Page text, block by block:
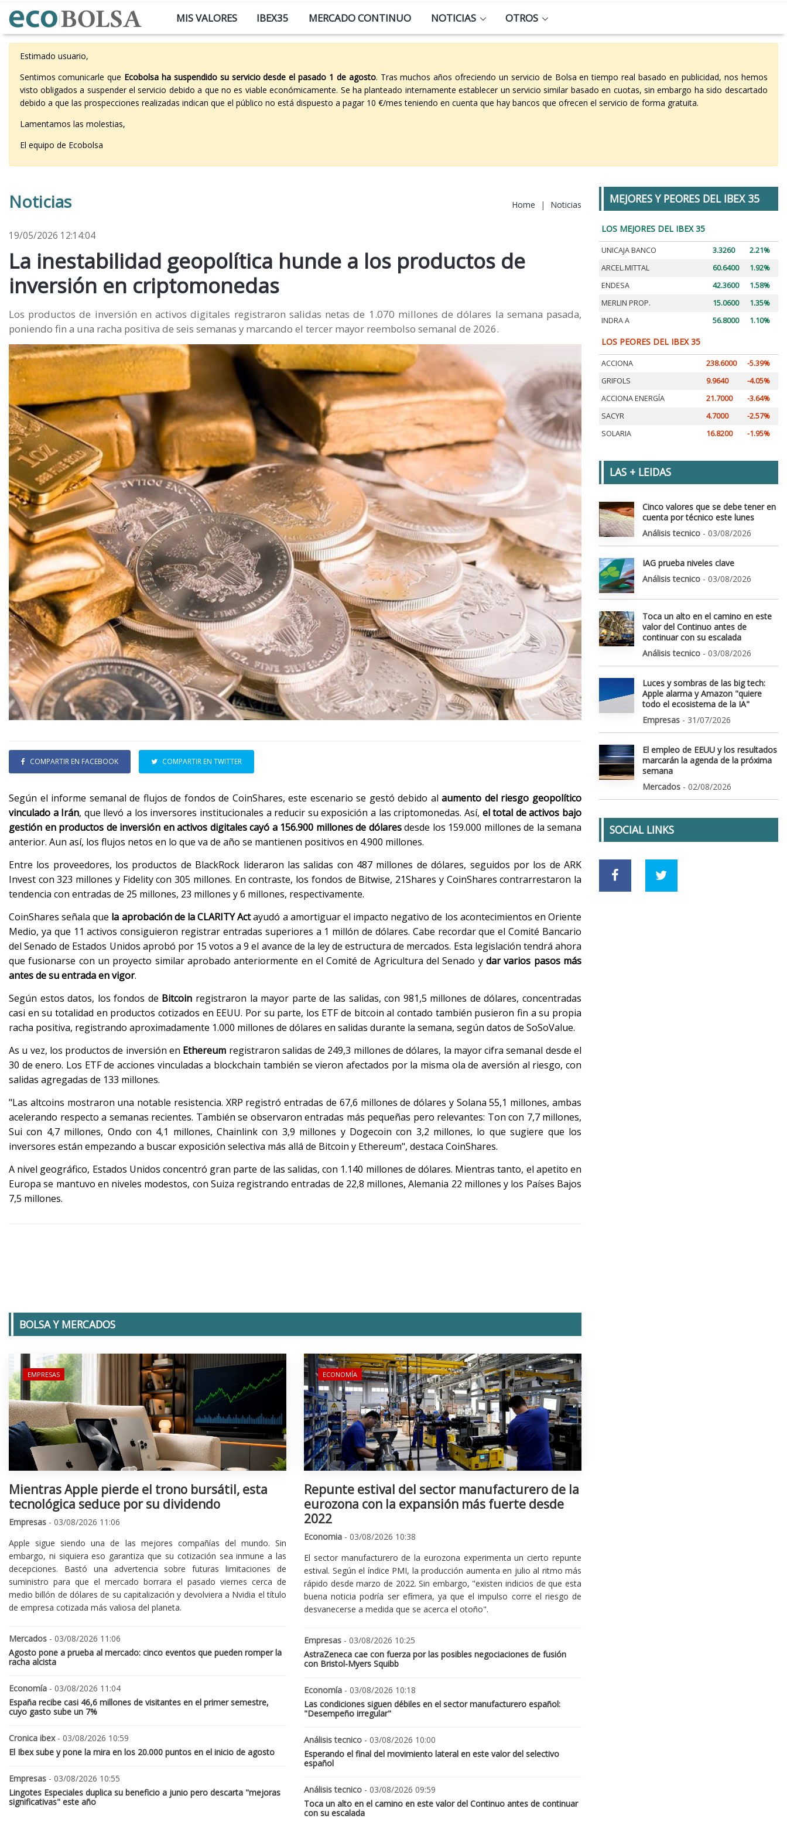
MIS VALORES IBEX35 MERCADO CONTINUO NOTICIAS OTROS
Estimado usuario,
Sentimos comunicarle que Ecobolsa ha suspendido su servicio desde el pasado 1 de agosto. Tras muchos años ofreciendo un servicio de Bolsa en tiempo real basado en publicidad, nos hemos
visto obligados a suspender el servicio debido a que no es viable económicamente. Se ha planteado internamente establecer un servicio similar basado en cuotas, sin embargo ha sido descartado
debido a que las prospecciones realizadas indican que el público no está dispuesto a pagar 10 €/mes teniendo en cuenta que hay bancos que ofrecen el servicio de forma gratuita.
Lamentamos las molestias,
El equipo de Ecobolsa
Noticias Home | Noticias
19/05/2026 12:14:04
La inestabilidad geopolítica hunde a los productos de
inversión en criptomonedas
Los productos de inversión en activos digitales registraron salidas netas de 1.070 millones de dólares la semana pasada,
poniendo fin a una racha positiva de seis semanas y marcando el tercer mayor reembolso semanal de 2026.
COMPARTIR EN FACEBOOK COMPARTIR EN TWITTER
Según el informe semanal de flujos de fondos de CoinShares, este escenario se gestó debido alaumento del riesgo geopolítico
vinculado a Irán, que llevó a los inversores institucionales a reducir su exposición a las criptomonedas. Así, el total de activos bajo
gestión en productos de inversión en activos digitales cayó a 156.900 millones de dólaresdesde los 159.000 millones de la semana
anterior. Aun así, los flujos netos en lo que va de año se mantienen positivos en 4.900 millones.
Entre los proveedores, los productos de BlackRock lideraron las salidas con 487 millones de dólares, seguidos por los de ARK
Invest con 323 millones y Fidelity con 305 millones. En contraste, los fondos de Bitwise, 21Shares y CoinShares contrarrestaron la
tendencia con entradas de 25 millones, 23 millones y 6 millones, respectivamente.
CoinShares señala que la aprobación de la CLARITY Actayudó a amortiguar el impacto negativo de los acontecimientos en Oriente
Medio, ya que 11 activos consiguieron registrar entradas superiores a 1 millón de dólares. Cabe recordar que el Comité Bancario
del Senado de Estados Unidos aprobó por 15 votos a 9 el avance de la ley de estructura de mercados. Esta legislación tendrá ahora
que fusionarse con un proyecto similar aprobado anteriormente en el Comité de Agricultura del Senado ydar varios pasos más
antes de su entrada en vigor.
Según estos datos, los fondos de Bitcoin registraron la mayor parte de las salidas, con 981,5 millones de dólares, concentradas
casi en su totalidad en productos cotizados en EEUU. Por su parte, los ETF de bitcoin al contado también pusieron fin a su propia
racha positiva, registrando aproximadamente 1.000 millones de dólares en salidas durante la semana, según datos de SoSoValue.
As u vez, los productos de inversión en Ethereum registraron salidas de 249,3 millones de dólares, la mayor cifra semanal desde el
30 de enero. Los ETF de acciones vinculadas a blockchain también se vieron afectados por la misma ola de aversión al riesgo, con
salidas agregadas de 133 millones.
"Las altcoins mostraron una notable resistencia. XRP registró entradas de 67,6 millones de dólares y Solana 55,1 millones, ambas
acelerando respecto a semanas recientes. También se observaron entradas más pequeñas pero relevantes: Ton con 7,7 millones,
Sui con 4,7 millones, Ondo con 4,1 millones, Chainlink con 3,9 millones y Dogecoin con 3,2 millones, lo que sugiere que los
inversores están empezando a buscar exposición selectiva más allá de Bitcoin y Ethereum", destaca CoinShares.
A nivel geográfico, Estados Unidos concentró gran parte de las salidas, con 1.140 millones de dólares. Mientras tanto, el apetito en
Europa se mantuvo en niveles modestos, con Suiza registrando entradas de 22,8 millones, Alemania 22 millones y los Países Bajos
7,5 millones.
BOLSA Y MERCADOS
EMPRESAS
Mientras Apple pierde el trono bursátil, esta
tecnológica seduce por su dividendo
Empresas - 03/08/2026 11:06
Apple sigue siendo una de las mejores compañías del mundo. Sin
embargo, ni siquiera eso garantiza que su cotización sea inmune a las
decepciones. Bastó una advertencia sobre futuras limitaciones de
suministro para que el mercado borrara el pasado viernes cerca de
medio billón de dólares de su capitalización y devolviera a Nvidia el título
de empresa cotizada más valiosa del planeta.
Mercados - 03/08/2026 11:06
Agosto pone a prueba al mercado: cinco eventos que pueden romper la
racha alcista
Economía - 03/08/2026 11:04
España recibe casi 46,6 millones de visitantes en el primer semestre,
cuyo gasto sube un 7%
Cronica ibex- 03/08/2026 10:59
El Ibex sube y pone la mira en los 20.000 puntos en el inicio de agosto
Empresas - 03/08/2026 10:55
Lingotes Especiales duplica su beneficio a junio pero descarta "mejoras
significativas" este año
ECONOMÍA
Repunte estival del sector manufacturero de la
eurozona con la expansión más fuerte desde
2022
Economia - 03/08/2026 10:38
El sector manufacturero de la eurozona experimenta un cierto repunte
estival. Según el índice PMI, la producción aumenta en julio al ritmo más
rápido desde marzo de 2022. Sin embargo, "existen indicios de que esta
buena noticia podría ser efímera, ya que el impulso corre el riesgo de
desvanecerse a medida que se acerca el otoño".
Empresas - 03/08/2026 10:25
AstraZeneca cae con fuerza por las posibles negociaciones de fusión
con Bristol-Myers Squibb
Economía - 03/08/2026 10:18
Las condiciones siguen débiles en el sector manufacturero español:
"Desempeño irregular"
Análisis tecnico - 03/08/2026 10:00
Esperando el final del movimiento lateral en este valor del selectivo
español
Análisis tecnico - 03/08/2026 09:59
Toca un alto en el camino en este valor del Continuo antes de continuar
con su escalada
MEJORES Y PEORES DEL IBEX 35
LOS MEJORES DEL IBEX 35
UNICAJA BANCO 3.3260
2.21%
ARCEL.MITTAL
60.6400
1.92%
ENDESA
42.3600
1.58%
MERLIN PROP.
15.0600
1.35%
INDRA A
56.8000 1.10%
LOS PEORES DEL IBEX 35
ACCIONA 238.6000
-5.39%
GRIFOLS
9.9640
-4.05%
ACCIONA ENERGÍA
21.7000
-3.64%
SACYR
4.7000
-2.57%
SOLARIA
16.8200 -1.95%
LAS + LEIDAS
Cinco valores que se debe tener en
cuenta por técnico este lunes
Análisis tecnico - 03/08/2026
IAG prueba niveles clave
Análisis tecnico - 03/08/2026
Toca un alto en el camino en este
valor del Continuo antes de
continuar con su escalada
Análisis tecnico - 03/08/2026
Luces y sombras de las big tech:
Apple alarma y Amazon "quiere
todo el ecosistema de la IA"
Empresas - 31/07/2026
El empleo de EEUU y los resultados
marcarán la agenda de la próxima
semana
Mercados - 02/08/2026
SOCIAL LINKS